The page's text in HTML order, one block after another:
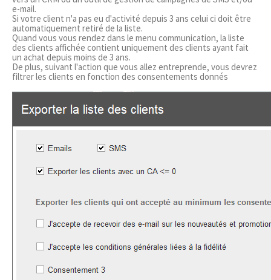
e-mail.
Si votre client n'a pas eu d'activité depuis 3 ans celui ci doit être
automatiquement retiré de la liste.
Quand vous vous rendez dans le menu communication, la liste
des clients affichée contient uniquement des clients ayant fait
un achat depuis moins de 3 ans.
De plus, suivant l'action que vous allez entreprende, vous devrez
filtrer les clients en fonction des consentements donnés